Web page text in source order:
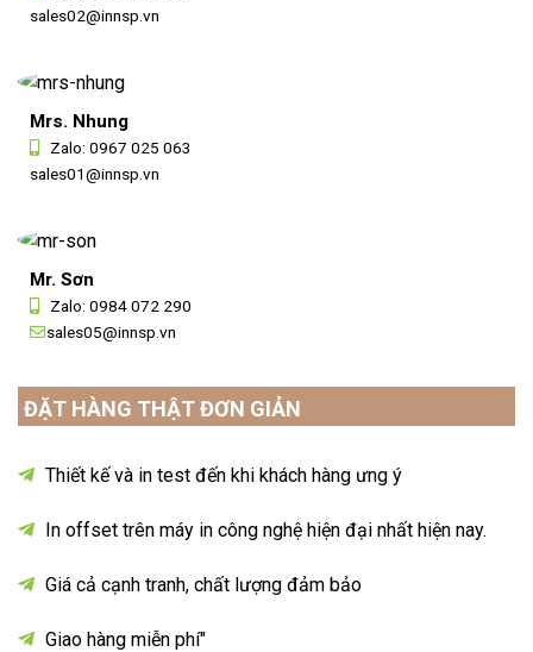
sales02@innsp.vn
Mrs. Nhung
Zalo: 0967 025 063
sales01@innsp.vn
Mr. Sơn
Zalo: 0984 072 290
sales05@innsp.vn
ĐẶT HÀNG THẬT ĐƠN GIẢN
Thiết kế và in test đến khi khách hàng ưng ý
In offset trên máy in công nghệ hiện đại nhất hiện nay.
Giá cả cạnh tranh, chất lượng đảm bảo
Giao hàng miễn phí"